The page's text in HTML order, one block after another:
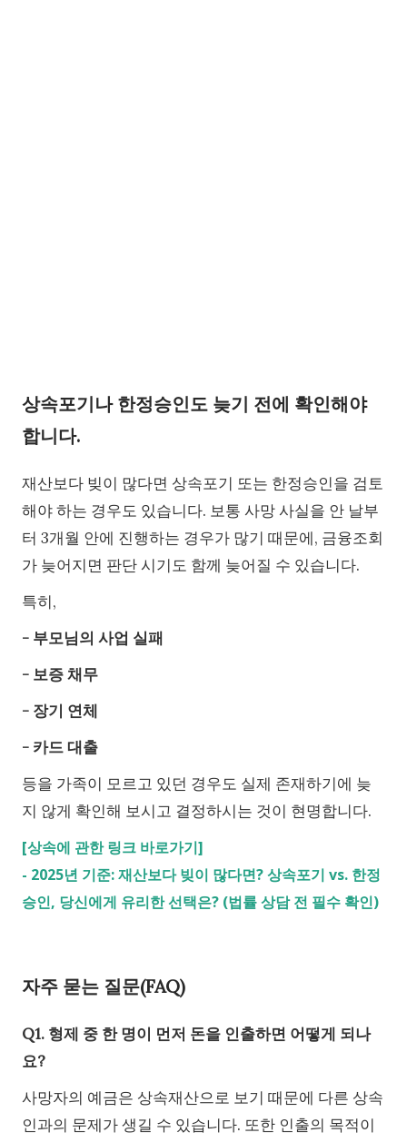
상속포기나 한정승인도 늦기 전에 확인해야
합니다.
재산보다 빚이 많다면 상속포기 또는 한정승인을 검토
해야 하는 경우도 있습니다. 보통 사망 사실을 안 날부
터 3개월 안에 진행하는 경우가 많기 때문에, 금융조회
가 늦어지면 판단 시기도 함께 늦어질 수 있습니다.
특히,
- 부모님의 사업 실패
- 보증 채무
- 장기 연체
- 카드 대출
등을 가족이 모르고 있던 경우도 실제 존재하기에 늦
지 않게 확인해 보시고 결정하시는 것이 현명합니다.
[상속에 관한 링크 바로가기]
- 2025년 기준: 재산보다 빚이 많다면? 상속포기 vs. 한정
승인, 당신에게 유리한 선택은? (법률 상담 전 필수 확인)
자주 묻는 질문(FAQ)
Q1. 형제 중 한 명이 먼저 돈을 인출하면 어떻게 되나
요?
사망자의 예금은 상속재산으로 보기 때문에 다른 상속
인과의 문제가 생길 수 있습니다. 또한 인출의 목적이